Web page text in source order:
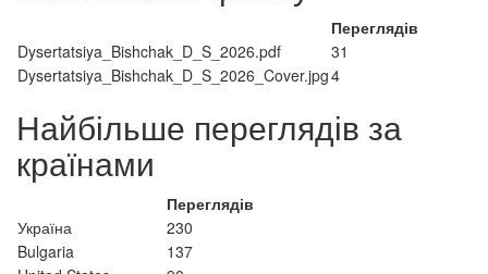
Переглядів
Dysertatsiya_Bishchak_D_S_2026.pdf
31
Dysertatsiya_Bishchak_D_S_2026_Cover.jpg4
Найбільше переглядів за
країнами
Переглядів
Україна
230
Bulgaria
137